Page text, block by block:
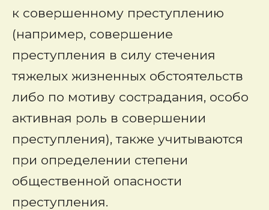
к совершенному преступлению
(например, совершение
преступления в силу стечения
тяжелых жизненных обстоятельств
либо по мотиву сострадания, особо
активная роль в совершении
преступления), также учитываются
при определении степени
общественной опасности
преступления.